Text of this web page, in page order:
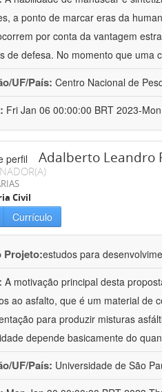
a ponto de marcar eras da
por conta da vantagem
de defesa. No momento que uma
UF/País: Centro Nacional de
Fri Jan 06 00:00:00 BRT 2023-
Adalberto Leandro
Civil
Currículo
Projeto:estudos para
A motivação principal desta
ao asfalto, que é um material de
para produzir misturas
depende basicamente do
UF/País: Universidade de São